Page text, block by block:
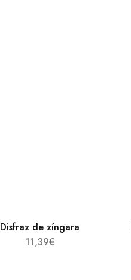
Disfraz de zíngara
11,39€